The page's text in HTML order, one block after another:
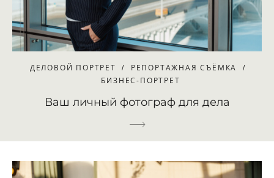
ДЕЛОВОЙ ПОРТРЕТ
РЕПОРТАЖНАЯ СЪЁМКА
БИЗНЕС-ПОРТРЕТ
Ваш личный фотограф для дела